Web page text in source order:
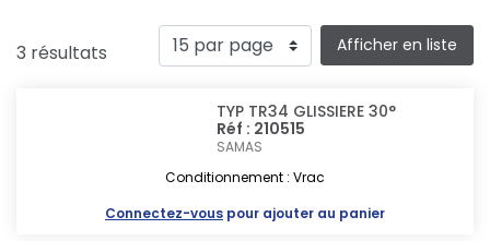
3 résultats Afficher en liste
TYP TR34 GLISSIERE 30°
Réf : 210515
SAMAS
Conditionnement : Vrac
Connectez-vous pour ajouter au panier